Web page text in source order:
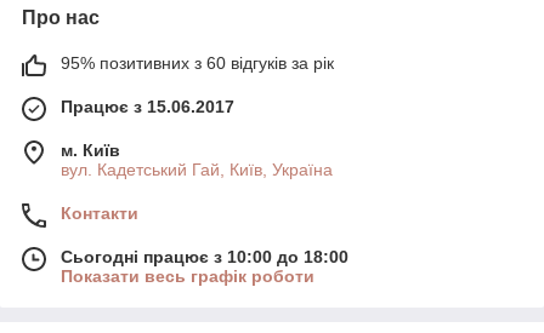
Про нас
95% позитивних з 60 відгуків за рік
Працює з 15.06.2017
м. Київ
вул. Кадетський Гай, Київ, Україна
Контакти
Сьогодні працює з 10:00 до 18:00
Показати весь графік роботи